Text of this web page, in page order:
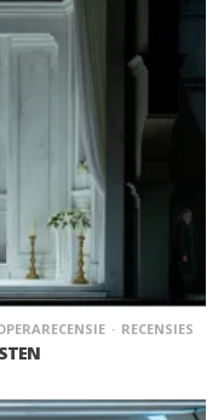
RECENSIES